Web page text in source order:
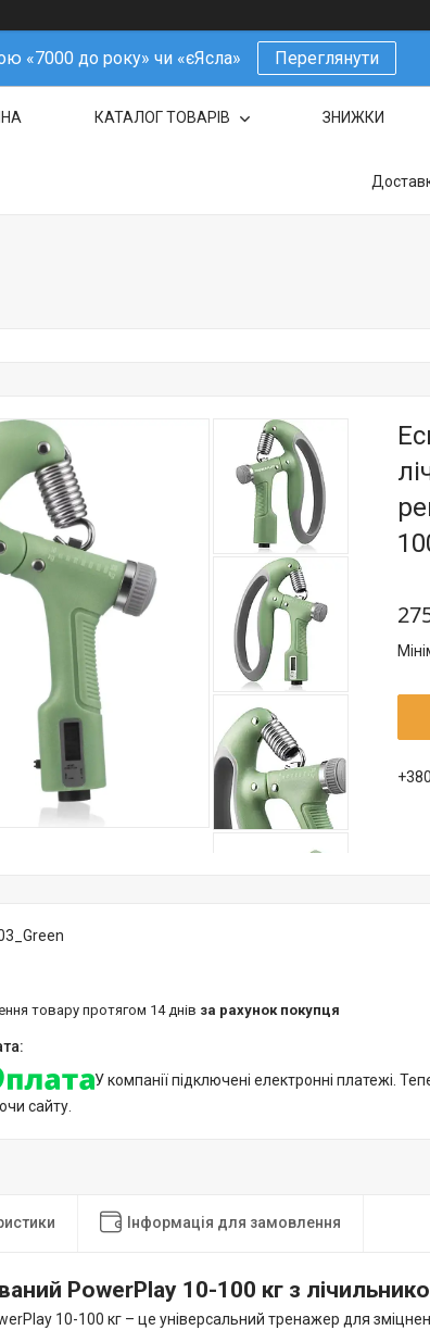
«7000 до року» чи «єЯсла» Переглянути
КАТАЛОГ ТОВАРІВ ЗНИЖКИ
товару протягом 14 днів за рахунок покупця
У компанії підключені електронні платежі.
сайту.
Інформація для замовлення
PowerPlay 10-100 кг з
10-100 кг – це універсальний тренажер для